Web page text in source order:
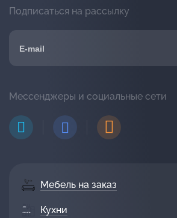
Мебель на заказ
Кухни
Подписаться на рассылку
Мессенджеры и социальные сети